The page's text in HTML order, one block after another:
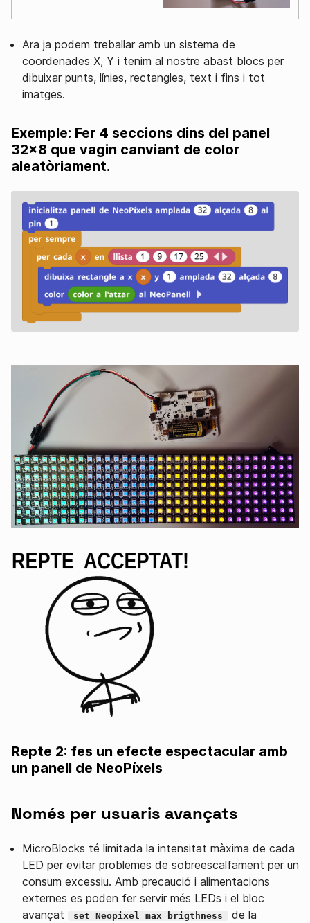
Ara ja podem treballar amb un sistema de
coordenades X, Y i tenim al nostre abast blocs per
dibuixar punts, línies, rectangles, text i fins i tot
imatges.
Exemple: Fer 4 seccions dins del panel
32x8 que vagin canviant de color
aleatòriament.
Repte 2: fes un efecte espectacular amb
un panell de NeoPíxels
Només per usuaris avançats
MicroBlocks té limitada la intensitat màxima de cada
LED per evitar problemes de sobreescalfament per un
consum excessiu. Amb precaució i alimentacions
externes es poden fer servir més LEDs i el bloc
avançat
set Neopixel max brigthness
de la